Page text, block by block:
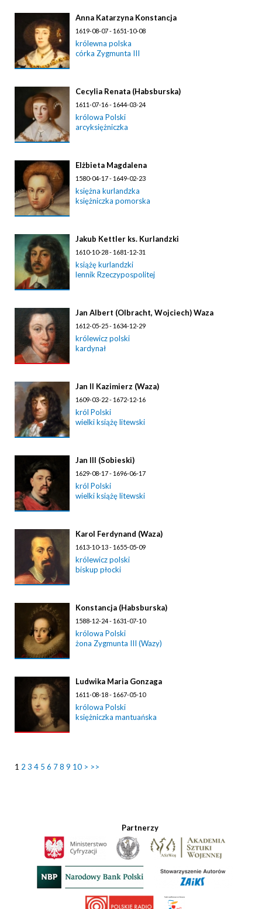
Anna Katarzyna Konstancja
1619-08-07 - 1651-10-08
królewna polska
córka Zygmunta III
Cecylia Renata (Habsburska)
1611-07-16 - 1644-03-24
królowa Polski
arcyksiężniczka
Elżbieta Magdalena
1580-04-17 - 1649-02-23
księżna kurlandzka
księżniczka pomorska
Jakub Kettler ks. Kurlandzki
1610-10-28 - 1681-12-31
książę kurlandzki
lennik Rzeczypospolitej
Jan Albert (Olbracht, Wojciech) Waza
1612-05-25 - 1634-12-29
królewicz polski
kardynał
Jan II Kazimierz (Waza)
1609-03-22 - 1672-12-16
król Polski
wielki książę litewski
Jan III (Sobieski)
1629-08-17 - 1696-06-17
król Polski
wielki książę litewski
Karol Ferdynand (Waza)
1613-10-13 - 1655-05-09
królewicz polski
biskup płocki
Konstancja (Habsburska)
1588-12-24 - 1631-07-10
królowa Polski
żona Zygmunta III (Wazy)
Ludwika Maria Gonzaga
1611-08-18 - 1667-05-10
królowa Polski
księżniczka mantuańska
1 2 3 4 5 6 78 9 10 > >>
Partnerzy